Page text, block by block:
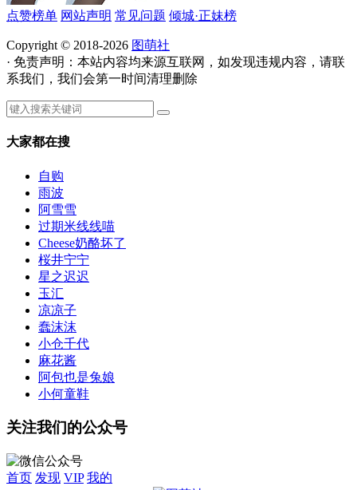
点赞榜单 网站声明 常见问题 倾城·正妹榜
Copyright © 2018-2026 图萌社
· 免责声明：本站内容均来源互联网，如发现违规内容，请联
系我们，我们会第一时间清理删除
大家都在搜
自购
雨波
阿雪雪
过期米线线喵
Cheese奶酪坏了
桜井宁宁
星之迟迟
玉汇
凉凉子
蠢沫沫
小仓千代
麻花酱
阿包也是兔娘
小何童鞋
关注我们的公众号
首页 发现 VIP 我的